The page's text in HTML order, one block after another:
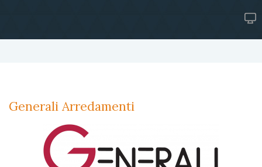
Generali Arredamenti